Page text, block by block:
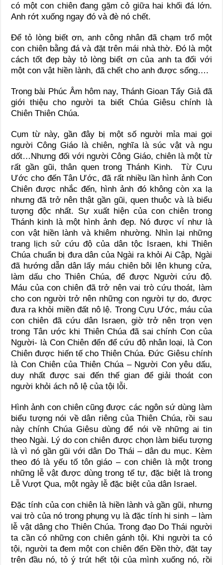
có một con chiên đang gặm cỏ giữa hai khối đá lớn.
Anh rớt xuống ngay đó và đè nó chết.
Để tỏ lòng biết ơn, anh công nhân đã chạm trổ một
con chiên bằng đá và đặt trên mái nhà thờ. Đó là một
cách tốt đẹp bày tỏ lòng biết ơn của anh ta đối với
một con vật hiền lành, đã chết cho anh được sống….
Trong bài Phúc Âm hôm nay, Thánh Gioan Tẩy Giả đã
giới thiệu cho người ta biết Chúa Giêsu chính là
Chiên Thiên Chúa.
Cụm từ này, gần đây bị một số người mỉa mai gọi
người Công Giáo là chiên, nghĩa là súc vật và ngu
dốt…Nhưng đối với người Công Giáo, chiên là một từ
rất gần gũi, thân quen trong Thánh Kinh. Từ Cựu
Ước cho đến Tân Ước, đã rất nhiều lần hình ảnh Con
Chiên được nhắc đến, hình ảnh đó không còn xa lạ
nhưng đã trở nên thật gần gũi, quen thuộc và là biểu
tượng độc nhất. Sự xuất hiện của con chiên trong
Thánh kinh là một hình ảnh đẹp. Nó được ví như là
con vật hiền lành và khiêm nhường. Nhìn lại những
trang lịch sử cứu độ của dân tộc Israen, khi Thiên
Chúa chuẩn bị đưa dân của Ngài ra khỏi Ai Cập, Ngài
đã hướng dẫn dân lấy máu chiên bôi lên khung cửa,
làm dấu cho Thiên Chúa, để được Người cứu độ.
Máu của con chiên đã trở nên vai trò cứu thoát, làm
cho con người trở nên những con người tự do, được
đưa ra khỏi miền đất nô lệ. Trong Cựu Ước, máu của
con chiên đã cứu dân Israen, giờ trở nên trọn vẹn
trong Tân ước khi Thiên Chúa đã sai chính Con của
Người- là Con Chiên đến để cứu độ nhân loại, là Con
Chiên được hiến tế cho Thiên Chúa. Đức Giêsu chính
là Con Chiên của Thiên Chúa – Người Con yêu dấu,
duy nhất được sai đến thế gian để giải thoát con
người khỏi ách nô lệ của tội lỗi.
Hình ảnh con chiên cũng được các ngôn sứ dùng làm
biểu tượng nói về dân riêng của Thiên Chúa, rồi sau
này chính Chúa Giêsu dùng để nói về những ai tin
theo Ngài. Lý do con chiên được chọn làm biểu tượng
là vì nó gần gũi với dân Do Thái – dân du mục. Kèm
theo đó là yếu tố tôn giáo – con chiên là một trong
những lễ vật được dùng trong tế tự, đặc biệt là trong
Lễ Vượt Qua, một ngày lễ đặc biệt của dân Israel.
Đặc tính của con chiên là hiền lành và gần gũi, nhưng
vai trò của nó trong phụng vụ là đặc tính hi sinh – làm
lễ vật dâng cho Thiên Chúa. Trong đạo Do Thái người
ta cần có những con chiên gánh tội. Khi người ta có
tội, người ta đem một con chiên đến Đền thờ, đặt tay
trên đầu nó, tỏ ý trút hết tội của mình xuống nó, rồi